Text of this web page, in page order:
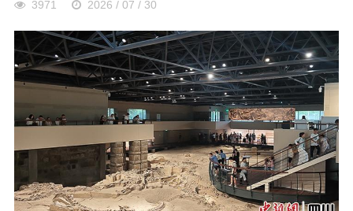
3971 2026 / 07 / 30